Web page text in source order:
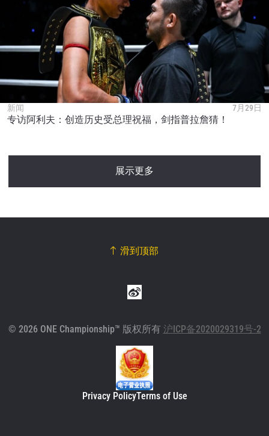
新闻 7月29日
专访阿利夫：创造历史受总理祝福，剑指普拉詹猜！
展示更多
滑到顶部
© 2026 ONE Championship™ 版权所有 沪ICP备2020029319号-2
Privacy PolicyTerms of Use